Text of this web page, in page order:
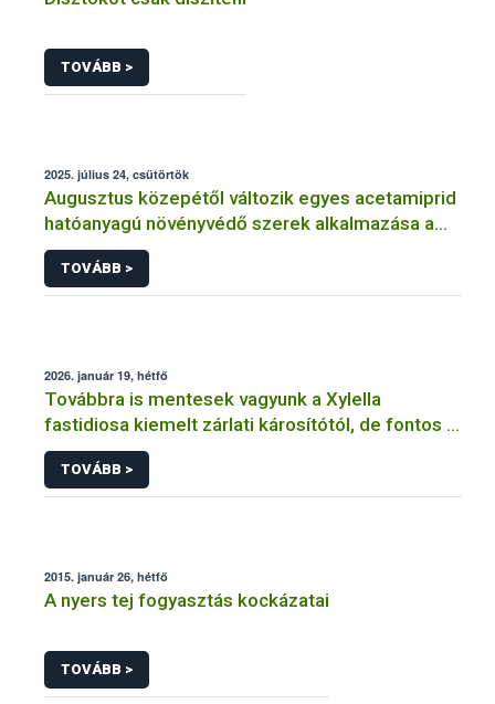
TOVÁBB >
2025. július 24, csütörtök
Augusztus közepétől változik egyes acetamiprid
hatóanyagú növényvédő szerek alkalmazása a
határérték csökkentése miatt
TOVÁBB >
2026. január 19, hétfő
Továbbra is mentesek vagyunk a Xylella
fastidiosa kiemelt zárlati károsítótól, de fontos a
megelőzés
TOVÁBB >
2015. január 26, hétfő
A nyers tej fogyasztás kockázatai
TOVÁBB >